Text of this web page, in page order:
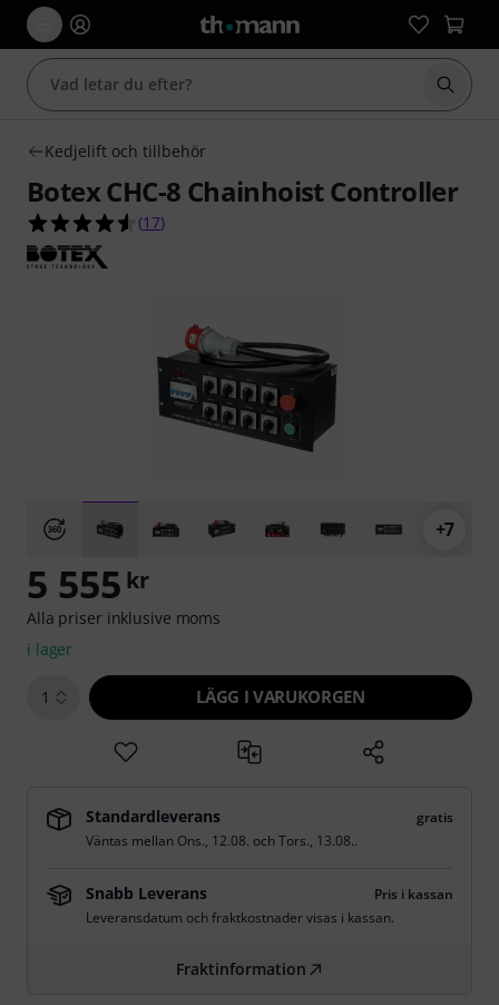
Börja
Kedjelift och tillbehör
Botex CHC-8 Chainhoist Controller
4.5 av 5 stjärnor från 17 kundbetyg
(17)
+7
5 555 kr
Alla priser inklusive moms
i lager
1 LÄGG I VARUKORGEN
Standardleverans
gratis
Väntas mellan Ons., 12.08. ochTors., 13.08..
Snabb Leverans
Pris i kassan
Leveransdatum och fraktkostnader visas i kassan.
Fraktinformation